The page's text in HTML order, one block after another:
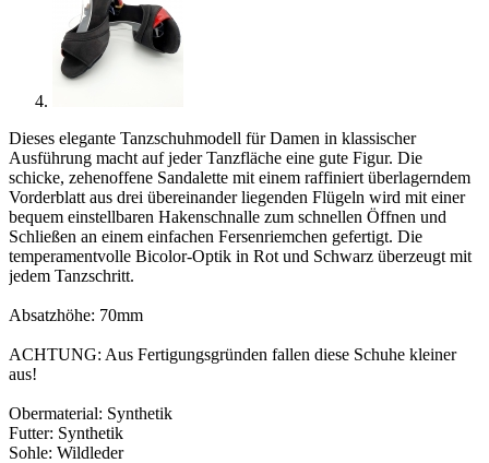
Dieses elegante Tanzschuhmodell für Damen in klassischer
Ausführung macht auf jeder Tanzfläche eine gute Figur. Die
schicke, zehenoffene Sandalette mit einem raffiniert überlagerndem
Vorderblatt aus drei übereinander liegenden Flügeln wird mit einer
bequem einstellbaren Hakenschnalle zum schnellen Öffnen und
Schließen an einem einfachen Fersenriemchen gefertigt. Die
temperamentvolle Bicolor-Optik in Rot und Schwarz überzeugt mit
jedem Tanzschritt.
Absatzhöhe: 70mm
ACHTUNG: Aus Fertigungsgründen fallen diese Schuhe kleiner
aus!
Obermaterial: Synthetik
Futter: Synthetik
Sohle: Wildleder